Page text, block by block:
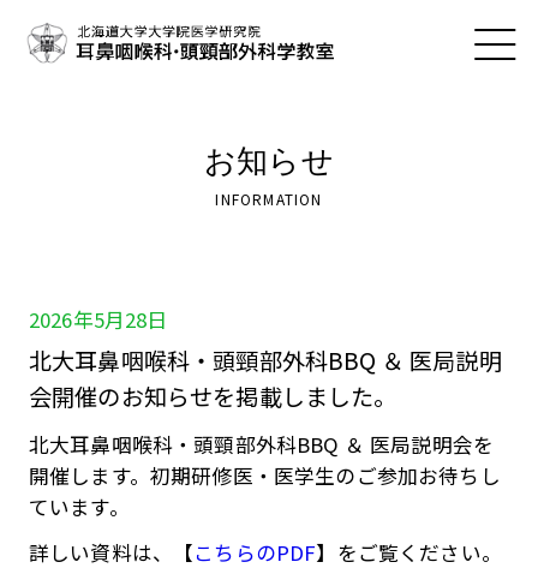
お知らせ
INFORMATION
2026年5月28日
北大耳鼻咽喉科・頭頸部外科BBQ ＆ 医局説明
会開催のお知らせを掲載しました。
北大耳鼻咽喉科・頭頸部外科BBQ ＆ 医局説明会を
開催します。初期研修医・医学生のご参加お待ちし
ています。
詳しい資料は、【こちらのPDF】をご覧ください。